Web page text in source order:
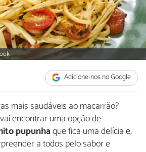
Adicione-nos no Google
mais saudáveis ao macarrão?
encontrar uma opção de
pupunhaque fica uma delícia e,
a todos pelo sabor e